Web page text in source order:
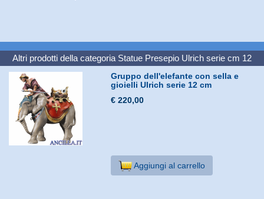
Altri prodotti della categoria Statue Presepio Ulrich serie cm 12
Gruppo dell'elefante con sella e
gioielli Ulrich serie 12 cm
€ 220,00
Aggiungi al carrello